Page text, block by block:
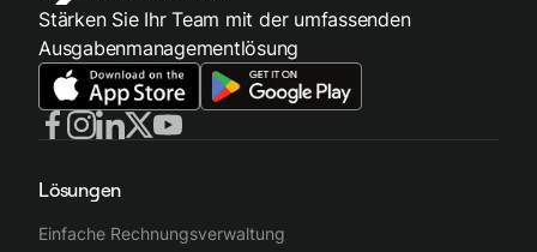
Stärken Sie Ihr Team mit der umfassenden
Ausgabenmanagementlösung
Lösungen
Einfache Rechnungsverwaltung